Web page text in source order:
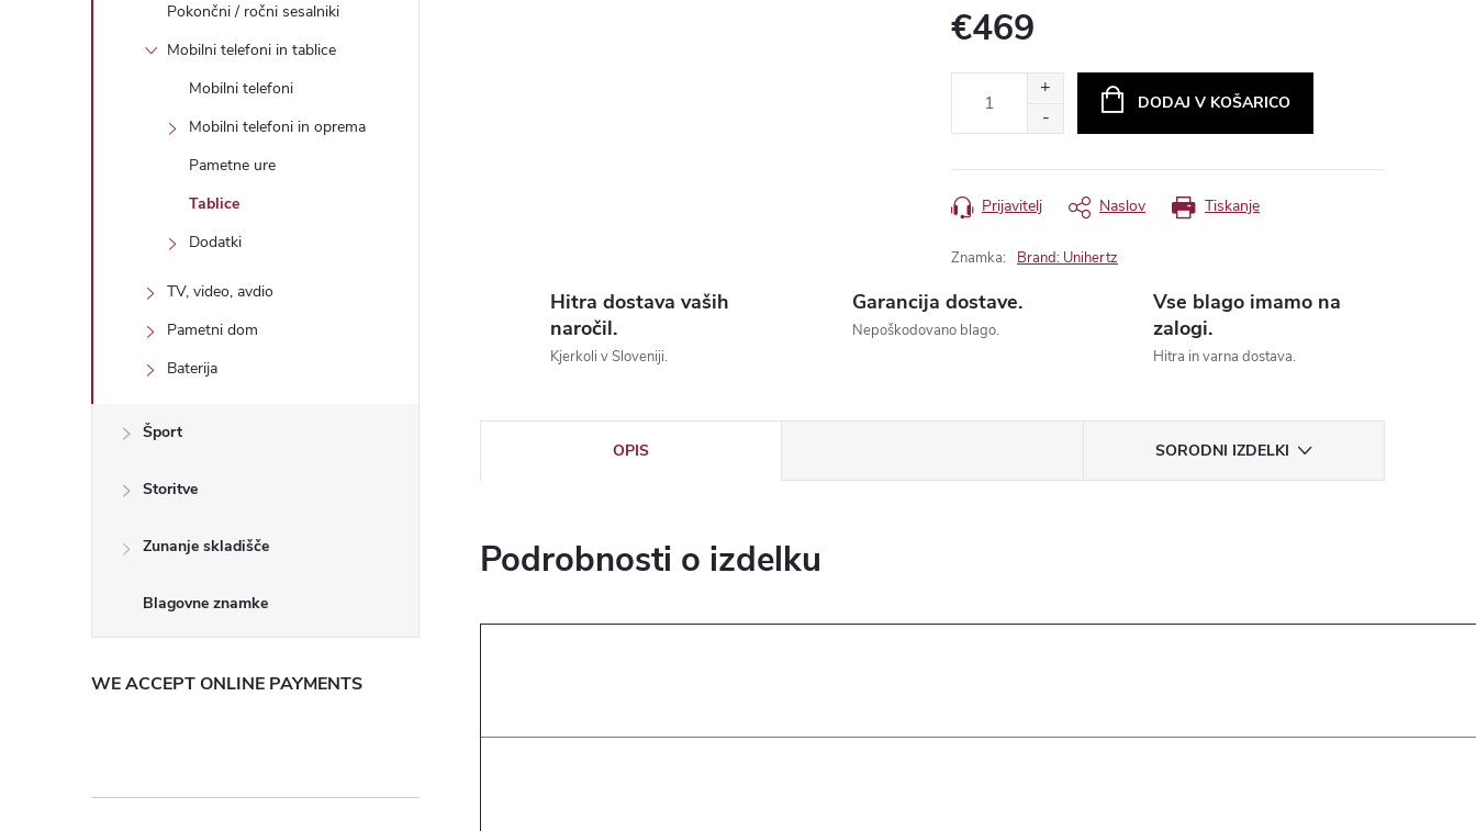
Pokončni / ročni sesalniki
Mobilni telefoni in tablice
Mobilni telefoni
Mobilni telefoni in oprema
Pametne ure
Tablice
Dodatki
TV, video, avdio
Pametni dom
Baterija
Šport
Storitve
Zunanje skladišče
WE ACCEPT ONLINE PAYMENTS
€469
Brand: Unihertz
Hitra dostava vaših
naročil.
Kjerkoli v Sloveniji.
Garancija dostave.
Nepoškodovano blago.
Vse blago imamo na
zalogi.
Hitra in varna dostava.